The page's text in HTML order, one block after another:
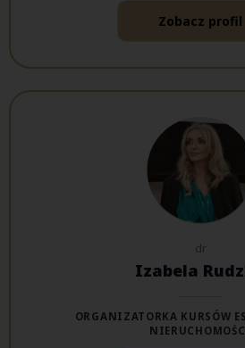
Zobacz profil
dr
Izabela
ORGANIZATORKA KURSÓW